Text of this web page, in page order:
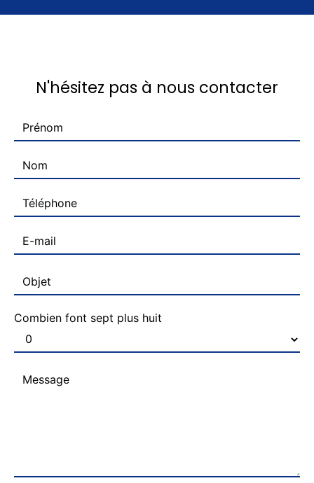
N'hésitez pas à nous contacter
Combien font sept plus huit